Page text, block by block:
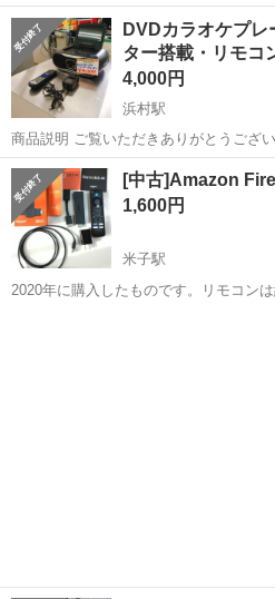
レイディスクレコーダー「DIGA」です
使用いただけます。 ​■ 商品詳細 ​メーカ
鳥取 鳥取市 映像プ
DIGA
DVDカラオケプ
ター搭載・リモコ
4,000円
浜村駅
商品説明 ご覧いただきありがとうございます。 ​ポータブルDVDカラオ
ケプレーヤー「PDK-9000」です。 液
一台でどこでもカラオケやDVD鑑賞が
鳥取 鳥取市 浜村駅 映像プ
液晶モニター
[中古]Amazon
1,600円
米子駅
2020年に購入したものです。リモコン